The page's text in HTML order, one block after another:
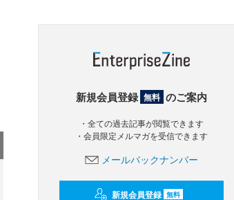
新規会員登録 無料 のご案内
・全ての過去記事が閲覧できます
・会員限定メルマガを受信できます
メールバックナンバー
新規会員登録 無料